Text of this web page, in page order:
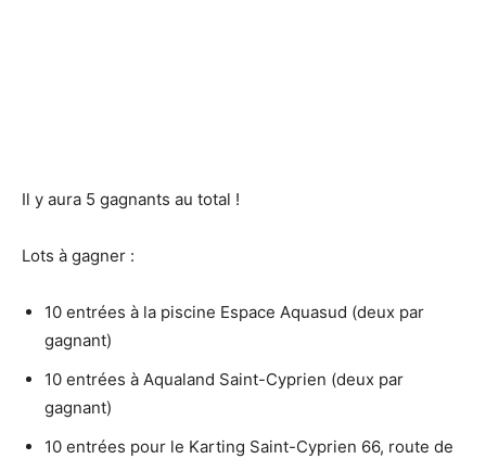
Il y aura 5 gagnants au total !
Lots à gagner :
10 entrées à la piscine Espace Aquasud (deux par
gagnant)
10 entrées à Aqualand Saint-Cyprien (deux par
gagnant)
10 entrées pour le Karting Saint-Cyprien 66, route de